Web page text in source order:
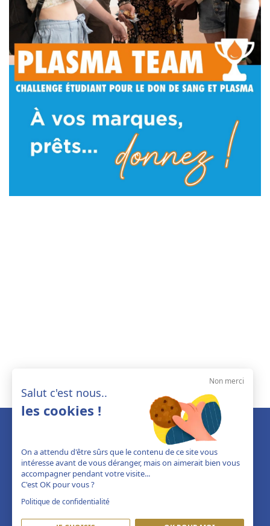
Non merci
Salut c'est nous..
les cookies !
On a attendu d'être sûrs que le contenu de ce site vous
intéresse avant de vous déranger, mais on aimerait bien vous
accompagner pendant votre visite...
C'est OK pour vous ?
Politique de confidentialité